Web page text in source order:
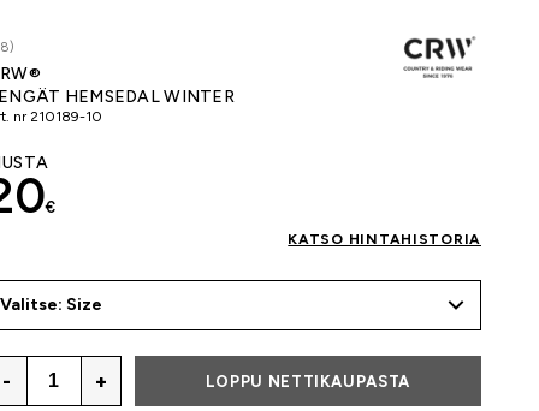
HEMSEDAL WINTER
nr 210189-10
€
KATSO HINTAHISTORIA
Valitse: Size
- + LOPPU NETTIKAUPASTA